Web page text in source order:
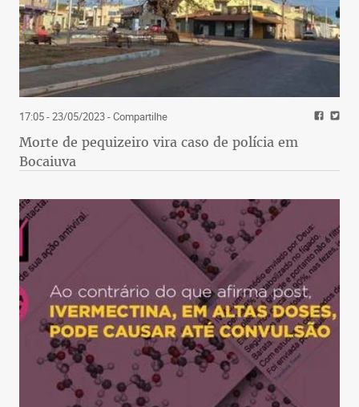
17:05 - 23/05/2023- Compartilhe
Morte de pequizeiro vira caso de polícia em
Bocaiuva